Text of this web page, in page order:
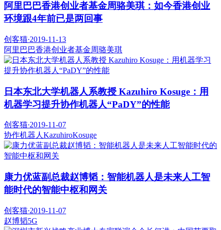
阿里巴巴香港创业者基金周骆美琪：如今香港创业
环境跟4年前已是两回事
创客猫·2019-11-13
阿里巴巴香港创业者基金周骆美琪
日本东北大学机器人系教授 Kazuhiro Kosuge：用
机器学习提升协作机器人“PaDY”的性能
创客猫·2019-11-07
协作机器人 KazuhiroKosuge
康力优蓝副总裁赵博韬：智能机器人是未来人工智
能时代的智能中枢和网关
创客猫·2019-11-07
赵博韬5G